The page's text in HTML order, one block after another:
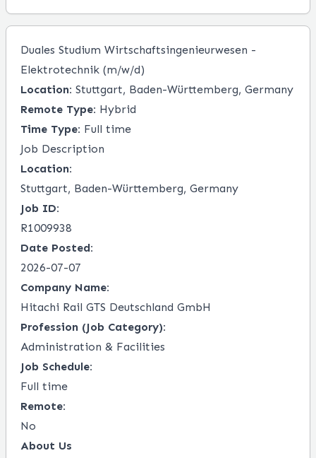
Duales Studium Wirtschaftsingenieurwesen -
Elektrotechnik (m/w/d)
Location: Stuttgart, Baden-Württemberg, Germany
Remote Type: Hybrid
Time Type: Full time
Job Description
Location:
Stuttgart, Baden-Württemberg, Germany
Job ID:
R1009938
Date Posted:
2026-07-07
Company Name:
Hitachi Rail GTS Deutschland GmbH
Profession (Job Category):
Administration & Facilities
Job Schedule:
Full time
Remote:
No
About Us